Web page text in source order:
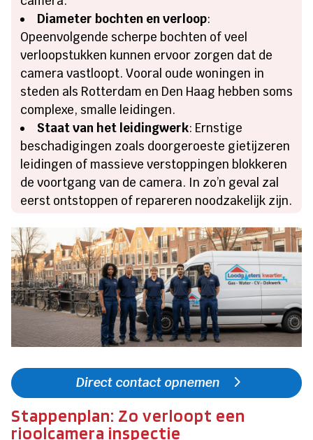
Diameter bochten en verloop:
Opeenvolgende scherpe bochten of veel
verloopstukken kunnen ervoor zorgen dat de
camera vastloopt. Vooral oude woningen in
steden als Rotterdam en Den Haag hebben soms
complexe, smalle leidingen.
Staat van het leidingwerk: Ernstige
beschadigingen zoals doorgeroeste gietijzeren
leidingen of massieve verstoppingen blokkeren
de voortgang van de camera. In zo’n geval zal
eerst ontstoppen of repareren noodzakelijk zijn.
Direct contact opnemen
Stappenplan: Zo verloopt een
rioolcamera inspectie